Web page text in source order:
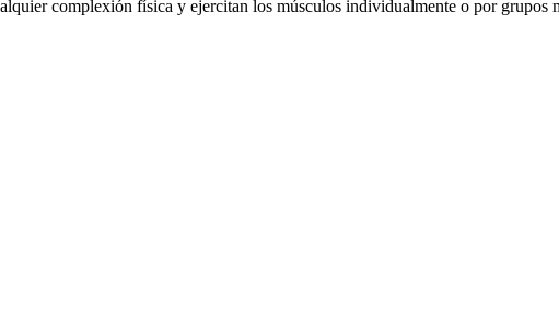
complexión física y ejercitan los músculos individualmente o por grupos